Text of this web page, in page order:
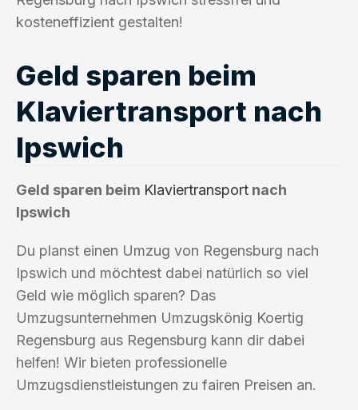
kosteneffizient gestalten!
Geld sparen beim
Klaviertransport nach
Ipswich
Geld sparen beim Klaviertransport nach
Ipswich
Du planst einen Umzug von Regensburg nach
Ipswich und möchtest dabei natürlich so viel
Geld wie möglich sparen? Das
Umzugsunternehmen Umzugskönig Koertig
Regensburg aus Regensburg kann dir dabei
helfen! Wir bieten professionelle
Umzugsdienstleistungen zu fairen Preisen an.